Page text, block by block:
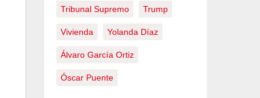
Tribunal Supremo Trump
Vivienda Yolanda Díaz
Álvaro García Ortiz
Óscar Puente